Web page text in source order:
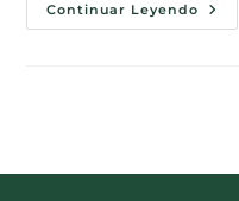
Continuar Leyendo